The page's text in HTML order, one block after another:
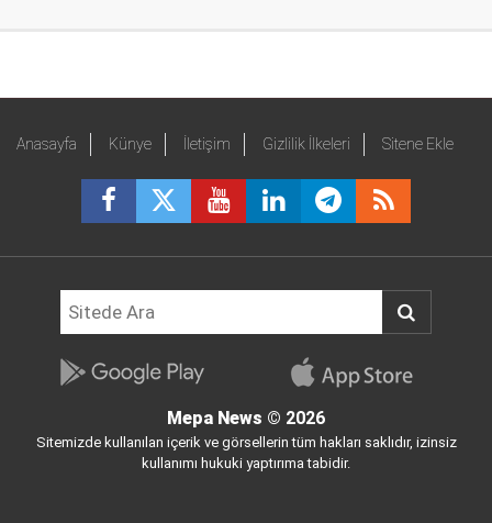
Anasayfa Künye İletişim Gizlilik İlkeleri Sitene Ekle
Mepa News © 2026
Sitemizde kullanılan içerik ve görsellerin tüm hakları saklıdır, izinsiz
kullanımı hukuki yaptırıma tabidir.